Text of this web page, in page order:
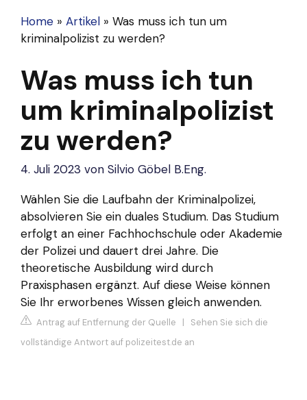
Home » Artikel » Was muss ich tun um
kriminalpolizist zu werden?
Was muss ich tun
um kriminalpolizist
zu werden?
4. Juli 2023 von Silvio Göbel B.Eng.
Wählen Sie die Laufbahn der Kriminalpolizei,
absolvieren Sie ein duales Studium. Das Studium
erfolgt an einer Fachhochschule oder Akademie
der Polizei und dauert drei Jahre. Die
theoretische Ausbildung wird durch
Praxisphasen ergänzt. Auf diese Weise können
Sie Ihr erworbenes Wissen gleich anwenden.
Antrag auf Entfernung der Quelle | Sehen Sie sich die
vollständige Antwort auf polizeitest.de an